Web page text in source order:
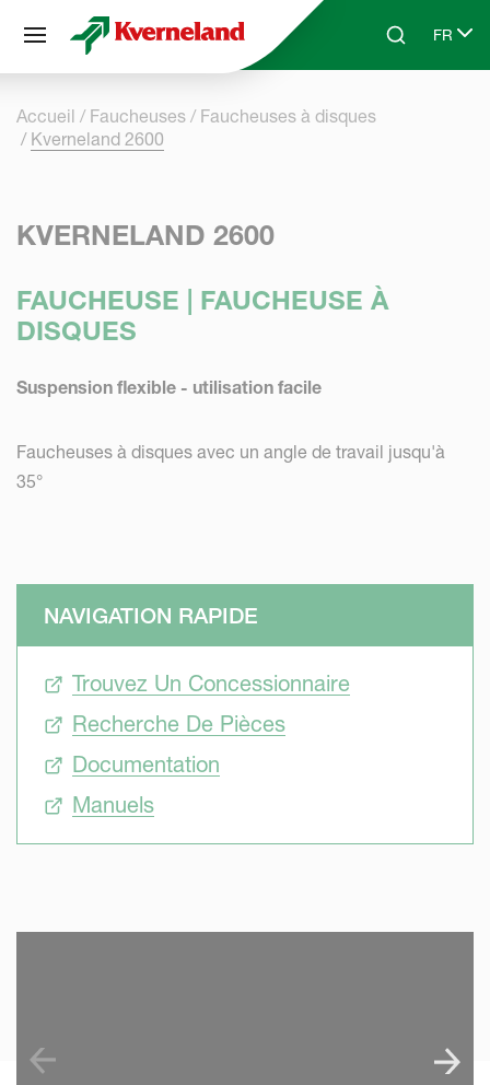
Skip to main contentSearchFR
Select
Accueil Faucheuses
Faucheuses à disques
Kverneland 2600
KVERNELAND 2600
FAUCHEUSE | FAUCHEUSE À
DISQUES
Suspension flexible - utilisation facile
Faucheuses à disques avec un angle de travail jusqu'à
35°
NAVIGATION RAPIDE
Trouvez Un Concessionnaire
Recherche De Pièces
Documentation
Manuels
Panneau de gestion des cookies